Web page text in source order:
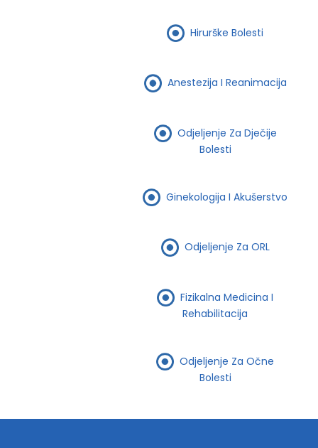
Hirurške Bolesti
Anestezija I Reanimacija
Odjeljenje Za Dječije
Bolesti
Ginekologija I Akušerstvo
Odjeljenje Za ORL
Fizikalna Medicina I
Rehabilitacija
Odjeljenje Za Očne
Bolesti